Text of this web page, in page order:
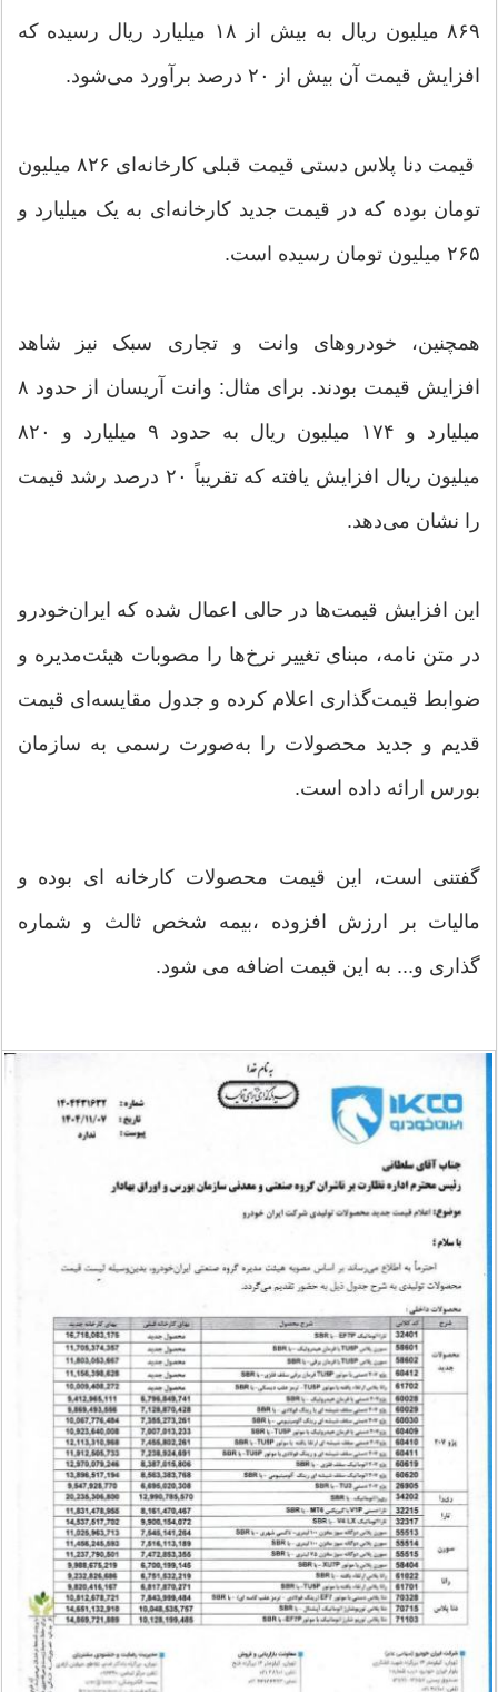
۸۶۹ میلیون ریال به بیش از ۱۸ میلیارد ریال رسیده که
افزایش قیمت آن بیش از ۲۰ درصد برآورد می‌شود.
قیمت دنا پلاس دستی قیمت قبلی کارخانه‌ای ۸۲۶ میلیون
تومان بوده که در قیمت جدید کارخانه‌ای به یک میلیارد و
۲۶۵ میلیون تومان رسیده است.
همچنین، خودرو‌های وانت و تجاری سبک نیز شاهد
افزایش قیمت بودند. برای مثال: وانت آریسان از حدود ۸
میلیارد و ۱۷۴ میلیون ریال به حدود ۹ میلیارد و ۸۲۰
میلیون ریال افزایش یافته که تقریباً ۲۰ درصد رشد قیمت
را نشان می‌دهد.
این افزایش قیمت‌ها در حالی اعمال شده که ایران‌خودرو
در متن نامه، مبنای تغییر نرخ‌ها را مصوبات هیئت‌مدیره و
ضوابط قیمت‌گذاری اعلام کرده و جدول مقایسه‌ای قیمت
قدیم و جدید محصولات را به‌صورت رسمی به سازمان
بورس ارائه داده است.
گفتنی است، این قیمت محصولات کارخانه ای بوده و
مالیات بر ارزش افزوده ،بیمه شخص ثالث و شماره
گذاری و... به این قیمت اضافه می شود.